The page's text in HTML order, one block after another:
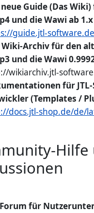
Guide (Das Wiki)
und die Wawi ab 1.x
guide.jtl-software.de
Wiki-Archiv für den
und die Wawi
wikiarchiv.jtl-
für JTL-
(Templates /
docs.jtl-shop.de/de/
Hilfe
Forum für